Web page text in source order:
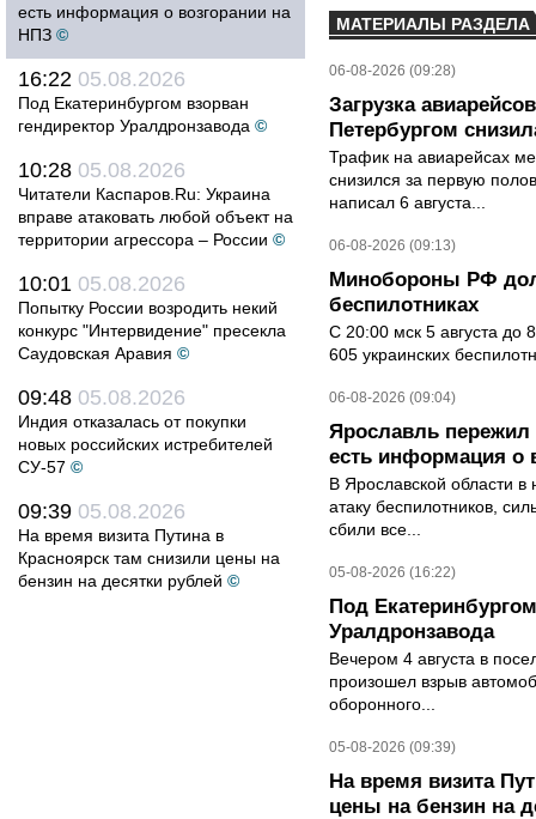
есть информация о возгорании на
НПЗ ©
16:22 05.08.2026
Под Екатеринбургом взорван
гендиректор Уралдронзавода ©
10:28 05.08.2026
Читатели Каспаров.Ru: Украина
вправе атаковать любой объект на
территории агрессора – России ©
10:01 05.08.2026
Попытку России возродить некий
конкурс "Интервидение" пресекла
Саудовская Аравия ©
09:48 05.08.2026
Индия отказалась от покупки
новых российских истребителей
СУ-57 ©
09:39 05.08.2026
На время визита Путина в
Красноярск там снизили цены на
бензин на десятки рублей ©
МАТЕРИАЛЫ РАЗДЕЛА
06-08-2026 (09:28)
Загрузка
Петербургом
Трафик на авиарейсах
снизился за первую
написал 6 августа...
06-08-2026 (09:13)
Минобороны РФ
беспилотниках
С 20:00 мск 5 августа до
605 украинских
06-08-2026 (09:04)
Ярославль пережил
есть информация о
В Ярославской области в
атаку беспилотников,
сбили все...
05-08-2026 (16:22)
Под
Уралдронзавода
Вечером 4 августа в
произошел взрыв
оборонного...
05-08-2026 (09:39)
На время визита
цены на бензин на